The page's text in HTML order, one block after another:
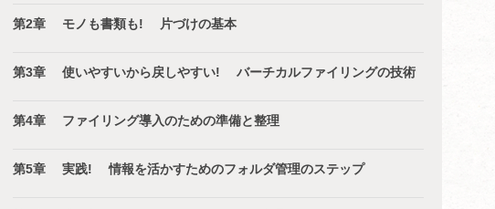
第2章 モノも書類も! 片づけの基本
第3章 使いやすいから戻しやすい! バーチカルファイリングの技術
第4章 ファイリング導入のための準備と整理
第5章 実践! 情報を活かすためのフォルダ管理のステップ